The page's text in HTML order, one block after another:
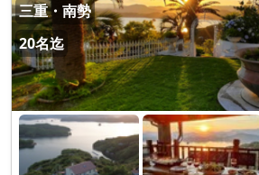
三重・南勢
20名迄